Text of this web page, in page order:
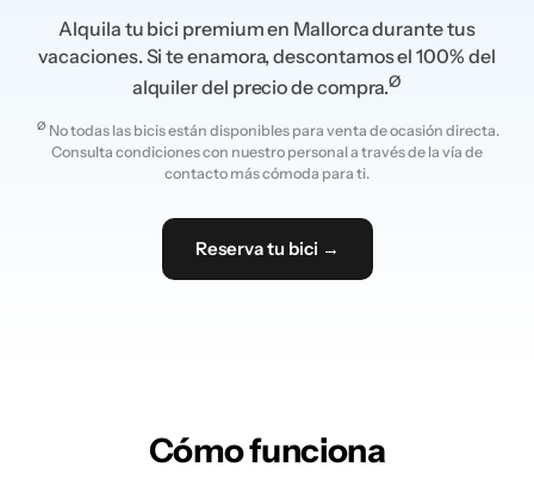
Alquila tu bici premium en Mallorca durante tus
vacaciones. Si te enamora, descontamos el 100% del
alquiler del precio de compra.Ø
Ø No todas las bicis están disponibles para venta de ocasión directa.
Consulta condiciones con nuestro personal a través de la vía de
contacto más cómoda para ti.
Reserva tu bici →
Cómo funciona